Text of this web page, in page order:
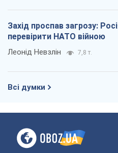
Захід проспав загрозу:
перевірити НАТО війною
Леонід Невзлін 7,8 т.
Всі думки